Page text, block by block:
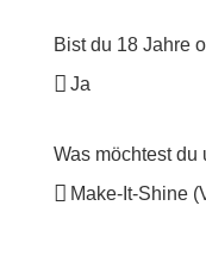
Bist du 18 Jahre
Was möchtest